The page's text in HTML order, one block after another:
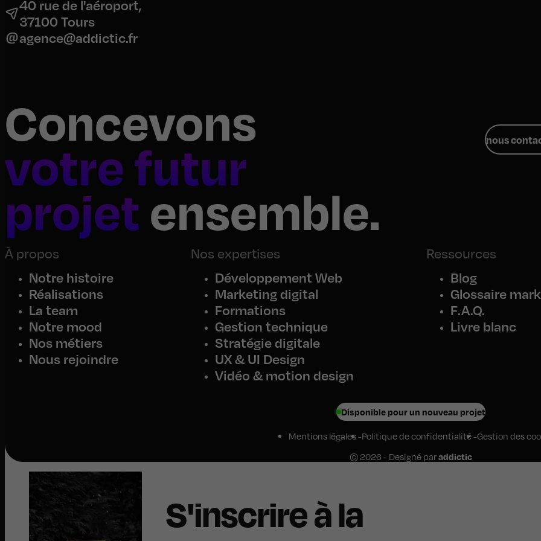
40 rue de l'aéroport,
37100 Tours
agence@addictic.fr
Concevons
votre futur
projetensemble.
nous
À propos
Notre histoire
Réalisations
La team
Notre mood
Nos métiers
Nous rejoindre
Nos expertises
Développement Web
Marketing digital
Formations
Gestion technique
Stratégie digitale
UX & UI Design
Vidéo & motion design
Ressources
Blog
Glossaire
F.A.Q.
Livre blanc
Disponible pour un nouveau projet
Mentions légales Politique de confidentialité Gestion des
© 2026 - Designé paraddictic
S'inscrire à la